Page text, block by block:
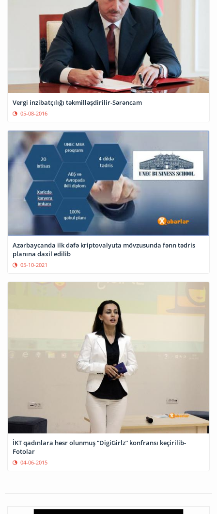
Vergi inzibatçılığı təkmilləşdirilir-Sərəncam
05-08-2016
Azərbaycanda ilk dəfə kriptovalyuta mövzusunda fənn tədris
planına daxil edilib
05-10-2021
İKT qadınlara həsr olunmuş “DigiGirlz” konfransı keçirilib-
Fotolar
04-06-2015